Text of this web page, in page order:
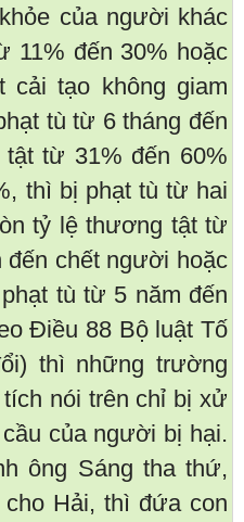
của người khác
11% đến 30% hoặc
tạo không giam
tù từ 6 tháng đến
từ 31% đến 60%
thì bị phạt tù từ hai
tỷ lệ thương tật từ
đến chết người hoặc
tù từ 5 năm đến
Điều 88 Bộ luật Tố
thì những trường
nói trên chỉ bị xử
của người bị hại.
ông Sáng tha thứ,
Hải, thì đứa con